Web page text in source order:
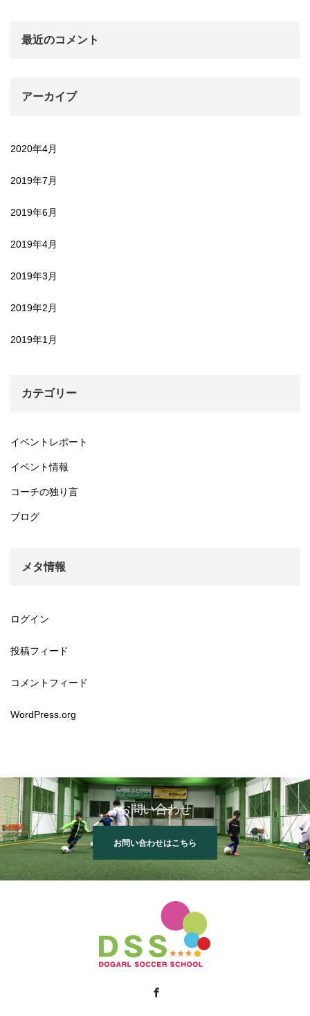
最近のコメント
アーカイブ
2020年4月
2019年7月
2019年6月
2019年4月
2019年3月
2019年2月
2019年1月
カテゴリー
イベントレポート
イベント情報
コーチの独り言
ブログ
メタ情報
ログイン
投稿フィード
コメントフィード
WordPress.org
お問い合わせ
お問い合わせはこちら